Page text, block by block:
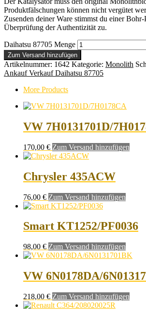
Produktfälschungen können nicht vergütet
Zusenden deiner Ware stimmst du einer Bohr-
Überprüfung der Authentizität zu.
Daihatsu 87705 Menge
Zum Versand hinzufügen
Artikelnummer: 1642 Kategorie: Monolith
Ankauf Verkauf Daihatsu 87705
More Products
VW 7H0131701D/
170,00 € Zum Versand hinzufügen
Chrysler 435ACW
76,00 € Zum Versand hinzufügen
Smart KT1252/PF0036
98,00 € Zum Versand hinzufügen
VW 6N0178DA/
218,00 € Zum Versand hinzufügen